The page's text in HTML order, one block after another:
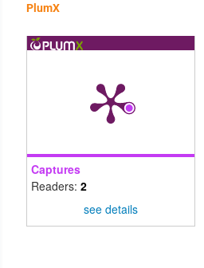
PlumX
Captures
Readers: 2
see details